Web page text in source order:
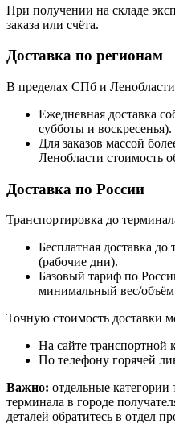
При получении на складе
заказа или счёта.
Доставка по регионам
В пределах СПб и
Ежедневная доставка
субботы и воскресенья).
Для заказов массой
Ленобласти стоимость
Доставка по России
Транспортировка до
Бесплатная доставка
(рабочие дни).
Базовый тариф по
минимальный вес/
Точную стоимость доставки
На сайте транспортной
По телефону горячей
Важно: отдельные категории
терминала в городе
деталей обратитесь в отдел